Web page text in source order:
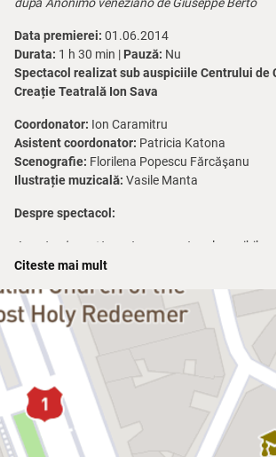
după Anonimo veneziano de Giuseppe Berto
Data premierei: 01.06.2014
Durata: 1 h 30 min | Pauză: Nu
Spectacol realizat sub auspiciile Centrului de
Creație Teatrală Ion Sava
Coordonator: Ion Caramitru
Asistent coordonator: Patricia Katona
Scenografie: Florilena Popescu Fărcăşanu
Ilustrație muzicală: Vasile Manta
Despre spectacol:
Anonimul veneţian
este un spectacol sensibil,
şi mereu emoţionant.
muzicii şi a frumuseţii eterne.
Aici, iubirea înseamnă libertatea de a înfrunta
moartea deopotrivă.
O dramă romantică specială despre doi oameni
pentru a-şi împlini povestea rămasă
Fac asta într-un moment tulburător, când
pierdut răbdarea, dar iubirea lor rămâne la fel
frumoasă, chiar şi acum, în apropierea ultimului
Citeste mai mult